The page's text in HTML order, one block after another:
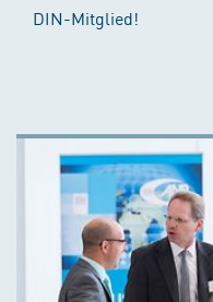
DIN-Mitglied!